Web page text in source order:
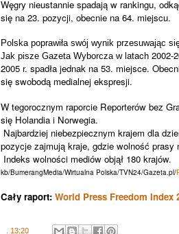
Węgry nieustannie spadają w rankingu,
się na 23. pozycji, obecnie na 64. miejscu.
Polska poprawiła swój wynik przesuwając
Jak pisze Gazeta Wyborcza wlatach 2002-
2005 r. spadła jednak na 53. miejsce.
się swobodą medialnej ekspresji.
W tegorocznym raporcie Reporterów bez
się Holandia i Norwegia.
Najbardziej niebezpiecznym krajem dla
pozycje zajmują kraje, gdzie wolność prasy
Indeks wolności mediów objął 180 krajów.
kb/BumerangMedia/Wirtualna Polska/TVN24/Gazeta.pl/
Cały raport: World Press Freedom Index
13:20